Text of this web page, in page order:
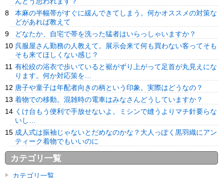
本麻の半幅帯がすぐに緩んできてしまう。何かオススメの対策な
どがあれば教えて
どなたか、自宅で帯を洗った猛者はいらっしゃいますか？
呉服屋さん勤務の人教えて。展示会来て何も買わない客ってそも
そも来てほしくない感じ？
有松絞の浴衣で歩いていると裾がずり上がって足首が丸見えにな
ります。何か対応策を…
唐子や童子は年配者向きの柄という印象。実際はどうなの？
着物での移動。混雑時の電車はみなさんどうしていますか？
くけ台もう便利で手放せないよ。ミシンで縫うよりマチ針要らな
いし…
成人式は振袖じゃないとだめなのかな？大人っぽく黒羽織にアン
ティーク着物でもいいのに
カテゴリ一覧
カテゴリ一覧